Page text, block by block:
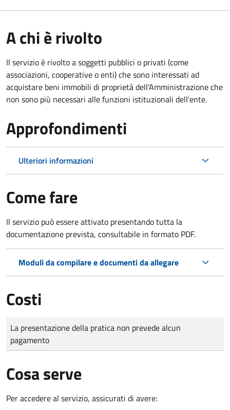
A chi è rivolto
Il servizio è rivolto a soggetti pubblici o privati (come
associazioni, cooperative o enti) che sono interessati ad
acquistare beni immobili di proprietà dell'Amministrazione che
non sono più necessari alle funzioni istituzionali dell'ente.
Approfondimenti
Ulteriori informazioni
Come fare
Il servizio può essere attivato presentando tutta la
documentazione prevista, consultabile in formato PDF.
Moduli da compilare e documenti da allegare
Costi
Tipo di pagamento
Importo
La presentazione della pratica non prevede alcun
pagamento
Cosa serve
Per accedere al servizio, assicurati di avere: